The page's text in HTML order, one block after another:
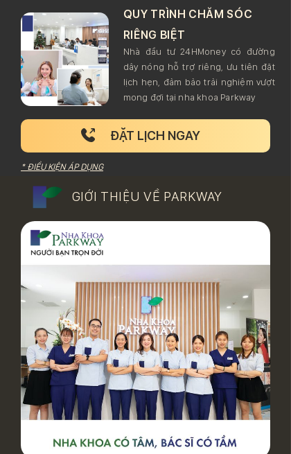
QUY TRÌNH CHĂM SÓC
RIÊNG BIỆT
Nhà đầu tư 24HMoney có đường
dây nóng hỗ trợ riêng, ưu tiên đặt
lịch hẹn, đảm bảo trải nghiệm vượt
mong đợi tại nha khoa Parkway
ĐẶT LỊCH NGAY
* ĐIỀU KIỆN ÁP DỤNG
GIỚI THIỆU VỀ PARKWAY